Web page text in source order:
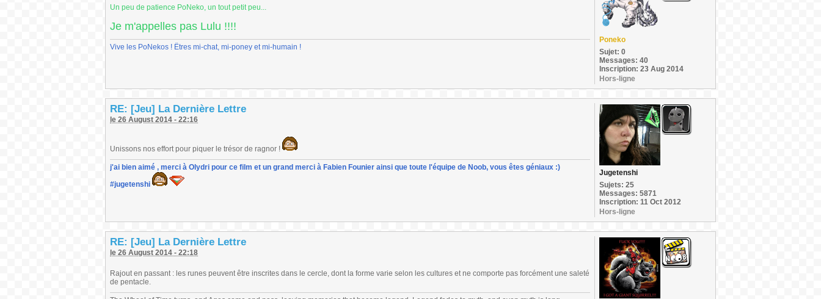
Un peu de patience PoNeko, un tout petit peu...
Je m'appelles pas Lulu !!!!
Vive les PoNekos ! Êtres mi-chat, mi-poney et mi-humain !
Poneko
Sujet: 0
Messages: 40
Inscription: 23 Aug 2014
Hors-ligne
RE: [Jeu] La Dernière Lettre
le 26 August 2014 - 22:16
Unissons nos effort pour piquer le trésor de ragnor !
j'ai bien aimé , merci à Olydri pour ce film et un grand merci à Fabien Founier ainsi que toute l'équipe de Noob, vous êtes géniaux :)
#jugetenshi
Jugetenshi
Sujets: 25
Messages: 5871
Inscription: 11 Oct 2012
Hors-ligne
RE: [Jeu] La Dernière Lettre
le 26 August 2014 - 22:18
Rajout en passant : les runes peuvent être inscrites dans le cercle, dont la forme varie selon les cultures et ne comporte pas forcément une saleté
de pentacle.